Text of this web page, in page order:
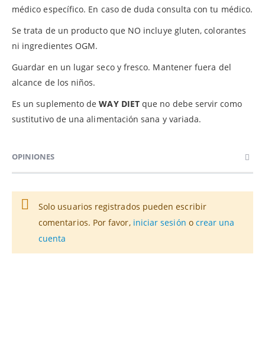
médico específico. En caso de duda consulta con tu médico.
Se trata de un producto que NO incluye gluten, colorantes
ni ingredientes OGM.
Guardar en un lugar seco y fresco. Mantener fuera del
alcance de los niños.
Es un suplemento deWAY DIETque no debe servir como
sustitutivo de una alimentación sana y variada.
OPINIONES
Solo usuarios registrados pueden escribir
comentarios. Por favor, iniciar sesión o crear una
cuenta